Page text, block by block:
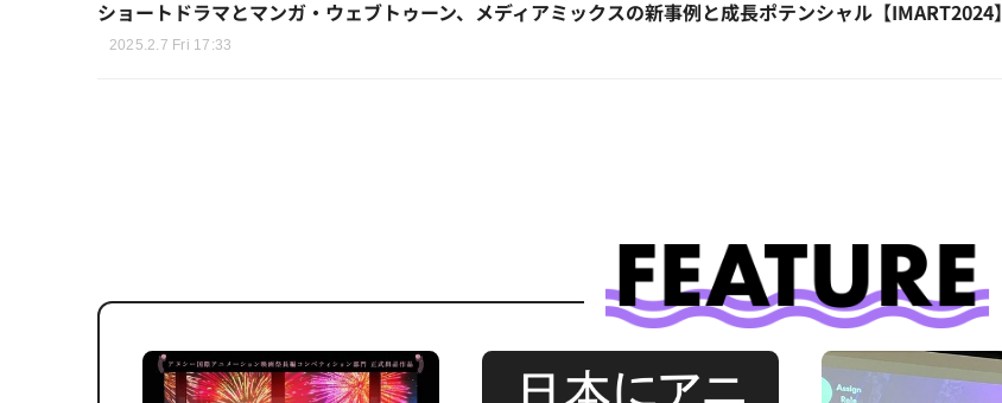
ショートドラマとマンガ・ウェブトゥーン、メディアミックスの新事例と成長ポテンシャル【IMART2024】
2025.2.7 Fri 17:33